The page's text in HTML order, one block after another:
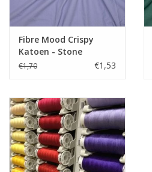
Toepassing
accessoires, tassen,
Label
Oeko-Tex Class 1
Stretch
neen
Fibre Mood Crispy
Katoen - Stone
Washed - Kristy
€1,70 €1,53